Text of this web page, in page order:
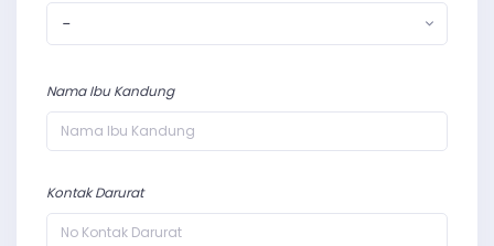
-
Nama Ibu Kandung
Kontak Darurat